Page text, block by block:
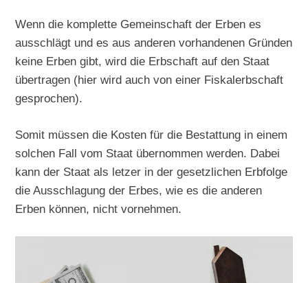
Wenn die komplette Gemeinschaft der Erben es
ausschlägt und es aus anderen vorhandenen Gründen
keine Erben gibt, wird die Erbschaft auf den Staat
übertragen (hier wird auch von einer Fiskalerbschaft
gesprochen).
Somit müssen die Kosten für die Bestattung in einem
solchen Fall vom Staat übernommen werden. Dabei
kann der Staat als letzer in der gesetzlichen Erbfolge
die Ausschlagung der Erbes, wie es die anderen
Erben können, nicht vornehmen.